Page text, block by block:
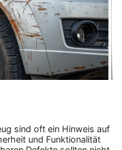
sind oft ein Hinweis auf
und Funktionalität